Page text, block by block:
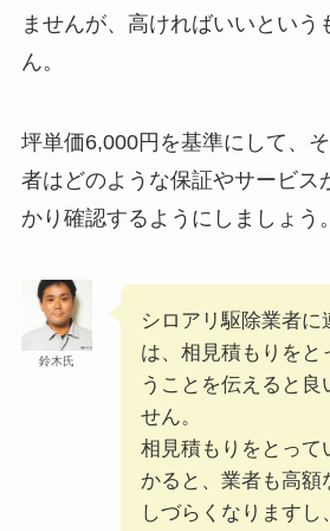
ませんが、高ければいいという
ん。
坪単価6,000円を基準にして、
者はどのような保証やサービス
かり確認するようにしましょう。
鈴木氏
シロアリ駆除業者に
は、相見積もりをと
うことを伝えると良
せん。
相見積もりをとって
かると、業者も高額
しづらくなりますし